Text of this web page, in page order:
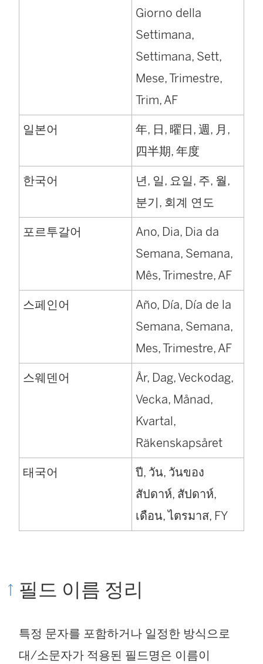
Giorno della
Settimana,
Settimana, Sett,
Mese, Trimestre,
Trim, AF
일본어
年, 日, 曜日, 週, 月,
四半期, 年度
한국어
년, 일, 요일, 주, 월,
분기, 회계 연도
포르투갈어
Ano, Dia, Dia da
Semana, Semana,
Mês, Trimestre, AF
스페인어
Año, Día, Día de la
Semana, Semana,
Mes, Trimestre, AF
스웨덴어
År, Dag, Veckodag,
Vecka, Månad,
Kvartal,
Räkenskapsåret
태국어
ปี, วัน, วันของ
สัปดาห์, สัปดาห์,
เดือน, ไตรมาส, FY
필드 이름 정리
특정 문자를 포함하거나 일정한 방식으로
대/소문자가 적용된 필드명은 이름이